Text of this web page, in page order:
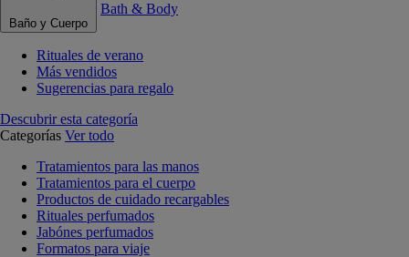
Baño y Cuerpo
Bath & Body
Rituales de verano
Más vendidos
Sugerencias para regalo
Descubrir esta categoría
Categorías Ver todo
Tratamientos para las manos
Tratamientos para el cuerpo
Productos de cuidado recargables
Rituales perfumados
Jabónes perfumados
Formatos para viaje